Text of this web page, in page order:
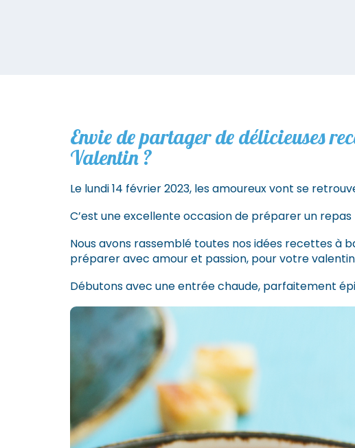
Envie de partager de délicieuses
Valentin ?
Le lundi 14 février 2023, les amoureux vont se
C’est une excellente occasion de préparer un
Nous avons rassemblé toutes nos idées recettes à
préparer avec amour et passion, pour votre
Débutons avec une entrée chaude, parfaitement